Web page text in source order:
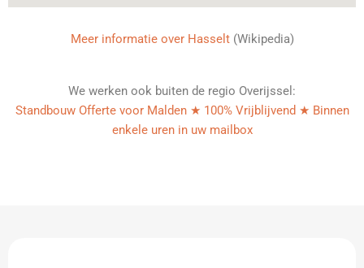
Meer informatie over Hasselt(Wikipedia)
We werken ook buiten de regio Overijssel:
Standbouw Offerte voor Malden ★ 100% Vrijblijvend ★ Binnen
enkele uren in uw mailbox